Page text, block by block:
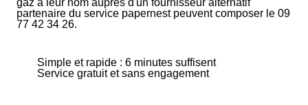
gaz à leur nom auprès d'un fournisseur alternatif
partenaire du service papernest peuvent composer le 09
77 42 34 26.
Simple et rapide : 6 minutes suffisent
Service gratuit et sans engagement